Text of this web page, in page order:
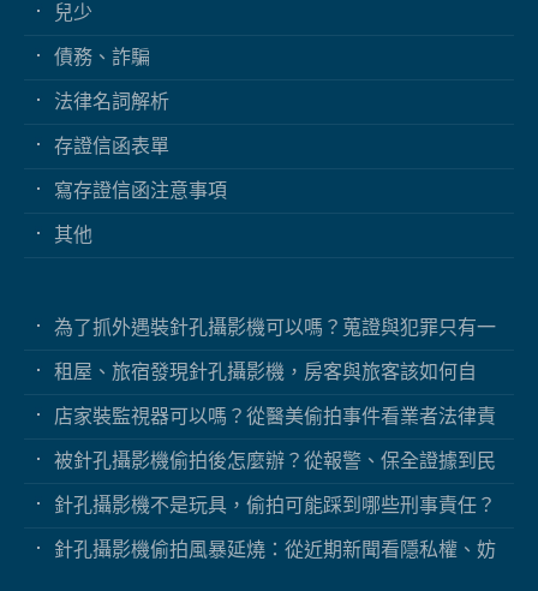
兒少
債務、詐騙
法律名詞解析
存證信函表單
寫存證信函注意事項
其他
為了抓外遇裝針孔攝影機可以嗎？蒐證與犯罪只有一
線之隔
租屋、旅宿發現針孔攝影機，房客與旅客該如何自
保？
店家裝監視器可以嗎？從醫美偷拍事件看業者法律責
任
被針孔攝影機偷拍後怎麼辦？從報警、保全證據到民
事求償
針孔攝影機不是玩具，偷拍可能踩到哪些刑事責任？
針孔攝影機偷拍風暴延燒：從近期新聞看隱私權、妨